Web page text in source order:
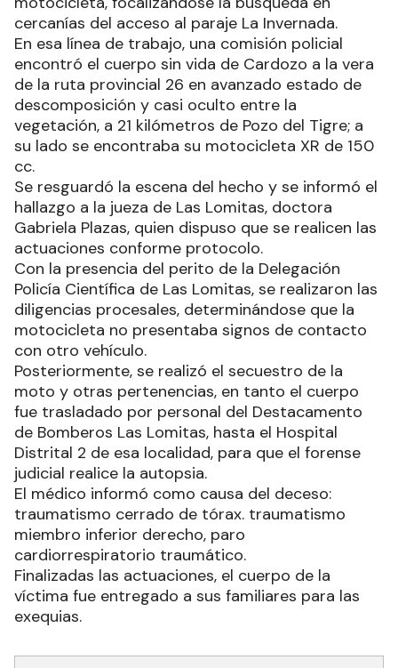
cercanías del acceso al paraje La Invernada.
En esa línea de trabajo, una comisión policial
encontró el cuerpo sin vida de Cardozo a la vera
de la ruta provincial 26 en avanzado estado de
descomposición y casi oculto entre la
vegetación, a 21 kilómetros de Pozo del Tigre; a
su lado se encontraba su motocicleta XR de 150
cc.
Se resguardó la escena del hecho y se informó el
hallazgo a la jueza de Las Lomitas, doctora
Gabriela Plazas, quien dispuso que se realicen las
actuaciones conforme protocolo.
Con la presencia del perito de la Delegación
Policía Científica de Las Lomitas, se realizaron las
diligencias procesales, determinándose que la
motocicleta no presentaba signos de contacto
con otro vehículo.
Posteriormente, se realizó el secuestro de la
moto y otras pertenencias, en tanto el cuerpo
fue trasladado por personal del Destacamento
de Bomberos Las Lomitas, hasta el Hospital
Distrital 2 de esa localidad, para que el forense
judicial realice la autopsia.
El médico informó como causa del deceso:
traumatismo cerrado de tórax. traumatismo
miembro inferior derecho, paro
cardiorrespiratorio traumático.
Finalizadas las actuaciones, el cuerpo de la
víctima fue entregado a sus familiares para las
exequias.